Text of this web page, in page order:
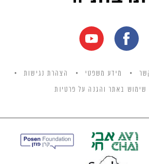
מידע משפטי הצהרת נגישות
שימוש באתר והגנה על פרטיות